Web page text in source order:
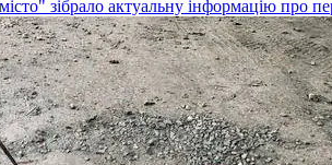
зібрало актуальну інформацію про